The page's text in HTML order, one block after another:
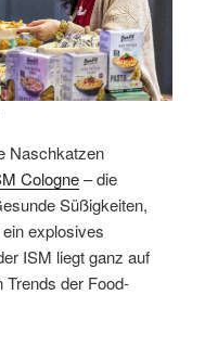
Naschkatzen
Cologne– die
Süßigkeiten,
explosives
ISM liegt ganz auf
Trends der Food-